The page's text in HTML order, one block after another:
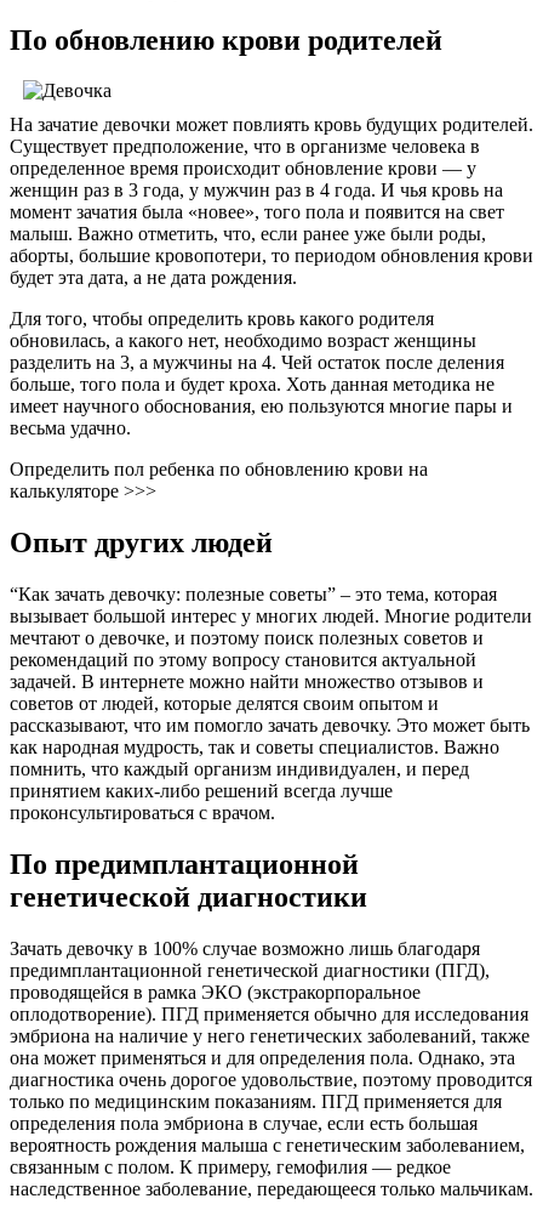
По обновлению крови родителей
На зачатие девочки может повлиять кровь будущих родителей.
Существует предположение, что в организме человека в
определенное время происходит обновление крови — у
женщин раз в 3 года, у мужчин раз в 4 года. И чья кровь на
момент зачатия была «новее», того пола и появится на свет
малыш. Важно отметить, что, если ранее уже были роды,
аборты, большие кровопотери, то периодом обновления крови
будет эта дата, а не дата рождения.
Для того, чтобы определить кровь какого родителя
обновилась, а какого нет, необходимо возраст женщины
разделить на 3, а мужчины на 4. Чей остаток после деления
больше, того пола и будет кроха. Хоть данная методика не
имеет научного обоснования, ею пользуются многие пары и
весьма удачно.
Определить пол ребенка по обновлению крови на
калькуляторе >>>
Опыт других людей
“Как зачать девочку: полезные советы” – это тема, которая
вызывает большой интерес у многих людей. Многие родители
мечтают о девочке, и поэтому поиск полезных советов и
рекомендаций по этому вопросу становится актуальной
задачей. В интернете можно найти множество отзывов и
советов от людей, которые делятся своим опытом и
рассказывают, что им помогло зачать девочку. Это может быть
как народная мудрость, так и советы специалистов. Важно
помнить, что каждый организм индивидуален, и перед
принятием каких-либо решений всегда лучше
проконсультироваться с врачом.
По предимплантационной
генетической диагностики
Зачать девочку в 100% случае возможно лишь благодаря
предимплантационной генетической диагностики (ПГД),
проводящейся в рамка ЭКО (экстракорпоральное
оплодотворение). ПГД применяется обычно для исследования
эмбриона на наличие у него генетических заболеваний, также
она может применяться и для определения пола. Однако, эта
диагностика очень дорогое удовольствие, поэтому проводится
только по медицинским показаниям. ПГД применяется для
определения пола эмбриона в случае, если есть большая
вероятность рождения малыша с генетическим заболеванием,
связанным с полом. К примеру, гемофилия — редкое
наследственное заболевание, передающееся только мальчикам.